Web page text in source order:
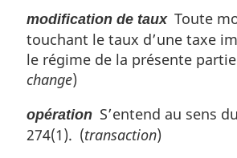
:modification de tauxToute
touchant le taux d’une taxe
le régime de la présente
change)
opération S’entend au sens
274(1). (transaction)